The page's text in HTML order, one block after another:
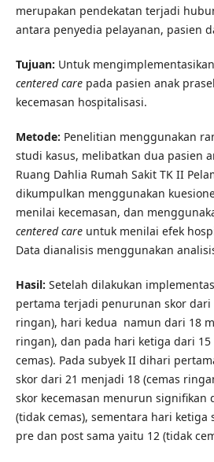
merupakan pendekatan terjadi
antara penyedia pelayanan, pasien
Tujuan: Untuk
centered carepada pasien anak
kecemasan hospitalisasi.
Metode: Penelitian menggunakan
studi kasus, melibatkan dua pasien
Ruang Dahlia Rumah Sakit TK II
dikumpulkan menggunakan
menilai kecemasan, dan
centered care untuk menilai efek
Data dianalisis menggunakan
Hasil: Setelah dilakukan
pertama terjadi penurunan skor dari
ringan), hari kedua namun dari 18
ringan), dan pada hari ketiga dari
cemas). Pada subyek II dihari
skor dari 21 menjadi 18 (cemas
skor kecemasan menurun signifikan
(tidak cemas), sementara hari ketiga
pre dan post sama yaitu 12 (tidak